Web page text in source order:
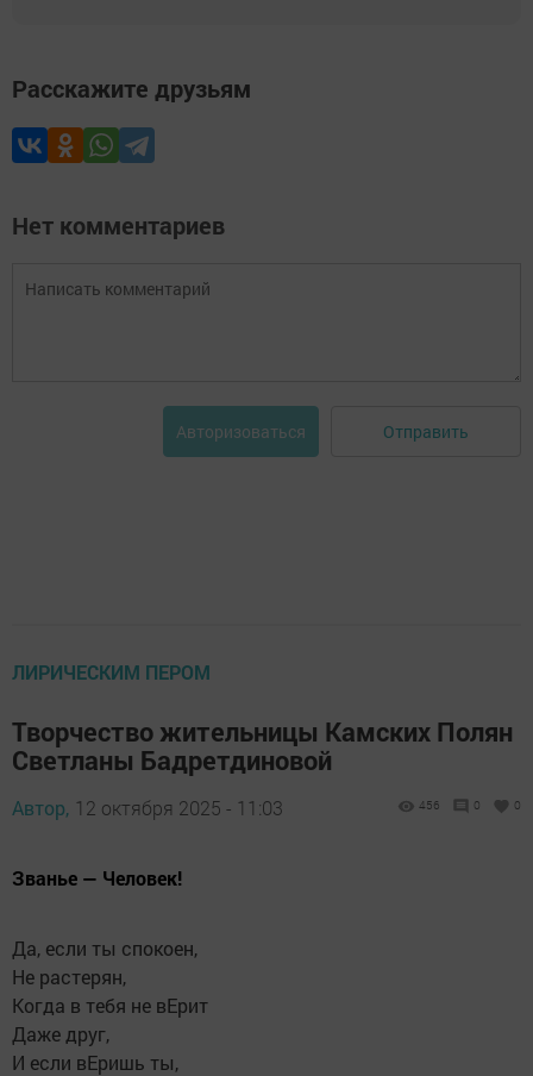
Расскажите друзьям
Нет комментариев
Авторизоваться Отправить
ЛИРИЧЕСКИМ ПЕРОМ
Творчество жительницы Камских Полян
Светланы Бадретдиновой
Автор, 12 октября 2025 - 11:03 456 0 0
Званье — Человек!
Да, если ты спокоен,
Не растерян,
Когда в тебя не вЕрит
Даже друг,
И если вЕришь ты,